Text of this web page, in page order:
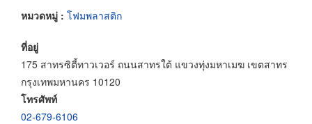
หมวดหมู่ : โฟมพลาสติก
ที่อยู่
175 สาทรซิตี้ทาวเวอร์ ถนนสาทรใต้ แขวงทุ่งมหาเมฆ เขตสาทร
กรุงเทพมหานคร 10120
โทรศัพท์
02-679-6106